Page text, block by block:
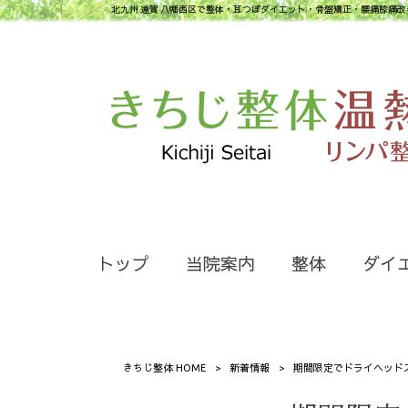
北九州 遠賀 八幡西区で整体・耳つぼダイエット・骨盤矯正・腰痛膝痛改
トップ 当院案内 整体 ダイ
きちじ整体 HOME > 新着情報 > 期間限定でドライヘッド